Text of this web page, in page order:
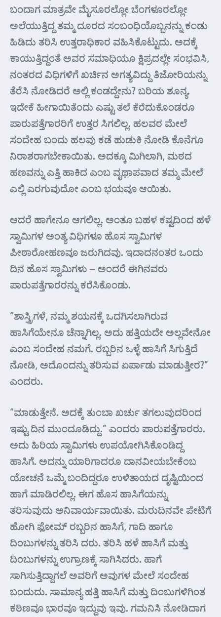
ಬಂದಾಗ ಮಾತ್ರವೇ ಮೈಸೂರಲ್ಲೋ ಬೆಂಗಳೂರಲ್ಲೋ
ಅಲೆಯುತ್ತಿದ್ದ ತಮ್ಮ ದೂರದ ಸಂಬಂಧಿಯೊಬ್ಬನನ್ನು ಕಂಡು
ಹಿಡಿದು ತರಿಸಿ ಉತ್ತರಾಧಿಕಾರ ವಹಿಸಿಕೊಟ್ಟುದು. ಅದಕ್ಕೆ
ಕಾಯುತ್ತಿದ್ದಂತೆ ಅವರ ಸಮಾಧಿಯೂ ಕ್ಷಿಪ್ರದಲ್ಲೇ ಸಂಭವಿಸಿ,
ನಂತರದ ವಿಧಿಗಳಿಗೆ ಖರ್ಚಿನ ಅಗತ್ಯವಿದ್ದು ತಿಜೋರಿಯನ್ನು
ತೆರೆಸಿ ನೋಡಿದರೆ ಅಲ್ಲಿ ಕಂಡದ್ದೇನು? ಬರಿಯ ಶೂನ್ಯ.
ಇದೇಕೆ ಹೀಗಾಯಿತೆಂದು ಎಷ್ಟು ತಲೆ ಕೆರೆದುಕೊಂಡರೂ
ಪಾರುಪತ್ತೆಗಾರರಿಗೆ ಉತ್ತರ ಸಿಗಲಿಲ್ಲ. ಹಲವರ ಮೇಲೆ
ಸಂದೇಹ ಬಂದು ಹಲವು ಕಡೆ ಹುಡುಕಿ ನೋಡಿ ಕೊನೆಗೂ
ನಿರಾಶರಾಗಬೇಕಾಯಿತು. ಅದಕ್ಕೂ ಮಿಗಿಲಾಗಿ, ಮಠದ
ಹಣವನ್ನು ಎತ್ತಿ ಹಾಕಿದ ಎಂಬ ವೃಥಾಪವಾದ ತಮ್ಮ ಮೇಲೆ
ಎಲ್ಲಿ ಎರಗುವುದೋ ಎಂಬ ಭಯವೂ ಆಯಿತು.
ಆದರೆ ಹಾಗೇನೂ ಆಗಲಿಲ್ಲ. ಅಂತೂ ಬಹಳ ಕಷ್ಟದಿಂದ ಹಳೆ
ಸ್ವಾಮಿಗಳ ಅಂತ್ಯ ವಿಧಿಗಳೂ ಹೊಸ ಸ್ವಾಮಿಗಳ
ಪೀಠಾರೋಹಣವೂ ಜರುಗಿದವು. ಇದಾದನಂತರ ಒಂದು
ದಿನ ಹೊಸ ಸ್ವಾಮಿಗಳು – ಅಂದರೆ ಈಗಿನವರು
ಪಾರುಪತ್ತೆಗಾರರನ್ನು ಕರೆಸಿಕೊಂಡು.
“ಶಾಸ್ತ್ರಿಗಳೆ, ನಮ್ಮ ಶಯನಕ್ಕೆ ಒದಗಿಸಲಾಗಿರುವ
ಹಾಸಿಗೆಯೇನೂ ಚೆನ್ನಾಗಿಲ್ಲ. ಅದು ಹತ್ತಿಯದೇ ಅಲ್ಲವೇನೋ
ಎಂಬ ಸಂದೇಹ ನಮಗೆ. ರಬ್ಬರಿನ ಒಳ್ಳೆ ಹಾಸಿಗೆ ಸಿಗುತ್ತಿದೆ
ನೋಡಿ, ಅದೊಂದನ್ನು ತರಿಸುವ ಏರ್ಪಾಡು ಮಾಡುತ್ತೀರ?”
ಎಂದರು.
“ಮಾಡುತ್ತೇನೆ. ಅದಕ್ಕೆ ತುಂಬಾ ಖರ್ಚು ತಗಲುವುದರಿಂದ
ಇಷ್ಟು ದಿನ ಮುಂದೂಡಿದ್ದು.” ಎಂದರು ಪಾರುಪತ್ತೆಗಾರರು.
ಅದು ಹಿರಿಯ ಸ್ವಾಮಿಗಳು ಉಪಯೋಗಿಸಿಕೊಂಡಿದ್ದ
ಹಾಸಿಗೆ. ಅದನ್ನು ಯಾರಿಗಾದರೂ ದಾನವೀಯಬೇಕೆಂಬ
ಯೋಚನೆ ಒಮ್ಮೆ ಬಂದಿದ್ದರೂ ಉಳಿತಾಯದ ದೃಷ್ಟಿಯಿಂದ
ಹಾಗೆ ಮಾಡಿರಲಿಲ್ಲ. ಈಗ ಹೊಸ ಹಾಸಿಗೆಯನ್ನು
ತರಿಸುವುದು ಅನಿವಾರ್ಯವಾಯಿತು. ಮರುದಿನವೇ ಪೇಟಿಗೆ
ಹೋಗಿ ಫೋಮ್ ರಬ್ಬರಿನ ಹಾಸಿಗೆ, ಗಾದಿ ಹಾಗೂ
ದಿಂಬುಗಳನ್ನು ತರಿಸಿ ದರು. ತರಿಸಿ ಹಳೆ ಹಾಸಿಗೆ ಮತ್ತು
ದಿಂಬುಗಳನ್ನು ಉಗ್ರಾಣಕ್ಕೆ ಸಾಗಿಸಿದರು. ಹಾಗೆ
ಸಾಗಿಸುತ್ತಿದ್ದಾಗಲೆ ಅವರಿಗೆ ಅವುಗಳ ಮೇಲೆ ಸಂದೇಹ
ಬಂದುದು. ಸಾಮಾನ್ಯ ಹತ್ತಿ ಹಾಸಿಗೆ ಮತ್ತು ದಿಂಬುಗಳಿಗಿಂತ
ಕಠಿಣವೂ ಭಾರವೂ ಇದ್ದುವು ಇವು. ಗಮನಿಸಿ ನೋಡಿದಾಗ